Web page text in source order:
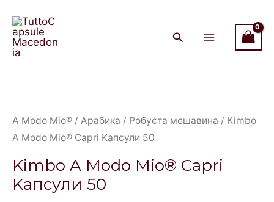
content
Menu
A Modo Mio® / Арабика / Робуста мешавина / Kimbo
A Modo Mio® Capri Kапсули 50
Kimbo A Modo Mio® Capri
Kапсули 50